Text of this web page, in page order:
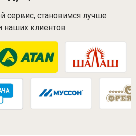
сервис, становимся лучше
наших клиентов